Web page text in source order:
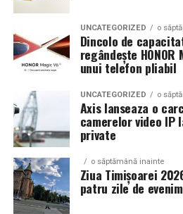
masini de show. In multe cazuri,
jantele si intaresc conceptul ales
vorbim despre un stil elegant,
Echilibrul dintre estetica si
Un aspect specific evenimentelor
prezenta multor masini care nu
show, ci si vehicule utilizate
cauta solutii care sa le permita
evenimente fara a sacrifica
siguranta pe drumurile publice.
UNCATEGORIZED o
Dincolo de
regândește
unui telefon pliabil
UNCATEGORIZED o
Axis lanseaza o
camerelor video IP
private
o săptămână inainte
Ziua Timișoarei
patru zile de